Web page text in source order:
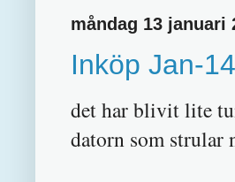
måndag 13 januari
Inköp Jan-14
det har blivit lite
datorn som strular